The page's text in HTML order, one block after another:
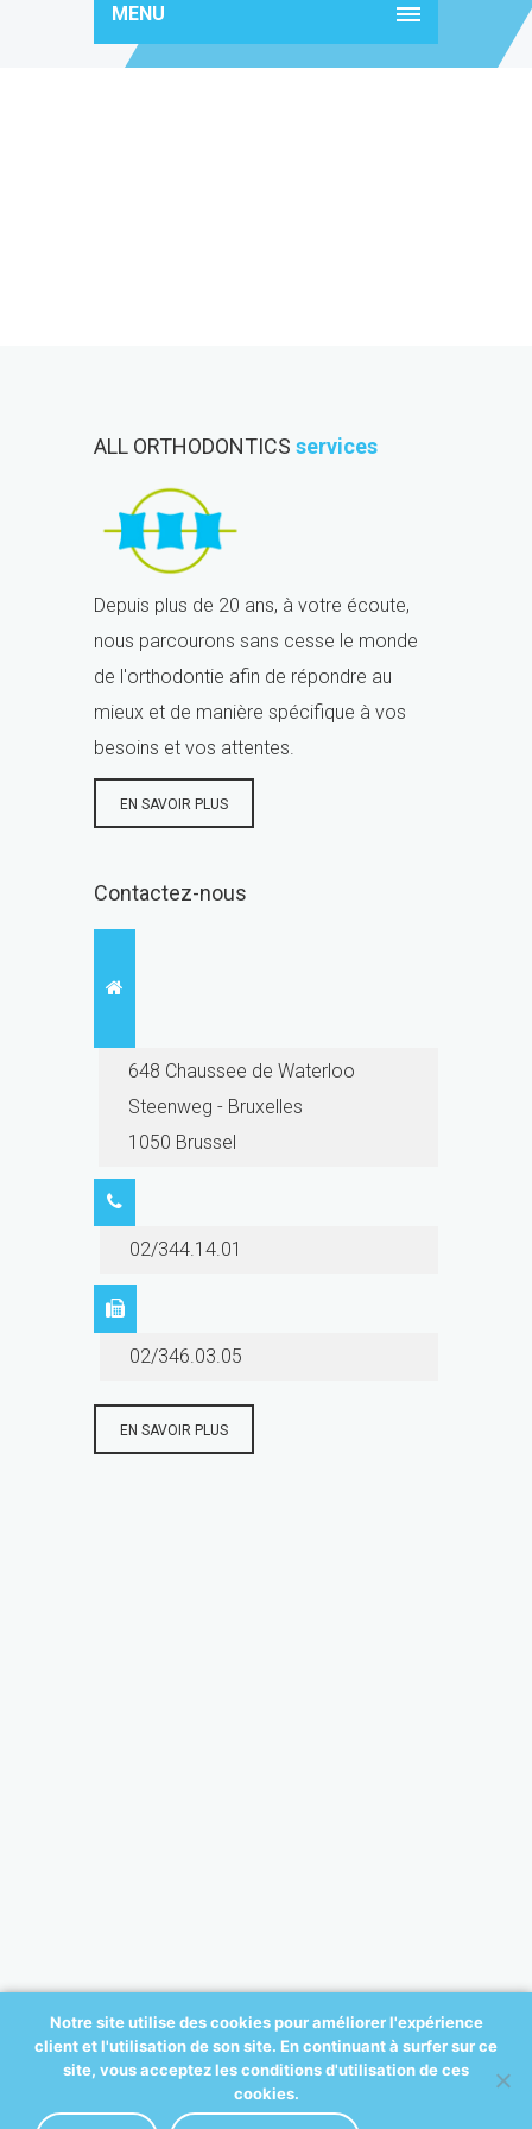
MENU
icon7
ALL ORTHODONTICS services
Depuis plus de 20 ans, à votre écoute,
nous parcourons sans cesse le monde
de l'orthodontie afin de répondre au
mieux et de manière spécifique à vos
besoins et vos attentes.
EN SAVOIR PLUS
Contactez-nous
648 Chaussee de Waterloo
Steenweg - Bruxelles
1050 Brussel
02/344.14.01
02/346.03.05
EN SAVOIR PLUS
© 2017 All-ortho.be - créé par:
Notre site utilise des cookies pour améliorer l'expérience
client et l'utilisation de son site. En continuant à surfer sur ce
site, vous acceptez les conditions d'utilisation de ces
cookies.